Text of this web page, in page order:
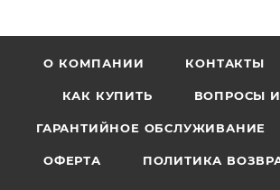
О КОМПАНИИ КОНТАКТЫ
КАК КУПИТЬ ВОПРОСЫ
ГАРАНТИЙНОЕ ОБСЛУЖИВАНИЕ
ОФЕРТА ПОЛИТИКА